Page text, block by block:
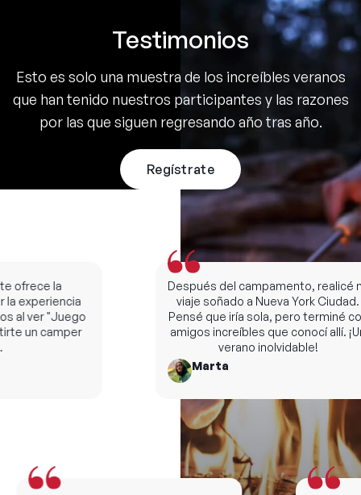
Testimonios
Esto es solo una muestra de los increíbles veranos
que han tenido nuestros participantes y las razones
por las que siguen regresando año tras año.
Regístrate
la
experiencia
ver "Juego
un camper
Después del campamento, realicé mi
viaje soñado a Nueva York Ciudad.
Pensé que iría sola, pero terminé con
amigos increíbles que conocí allí. ¡Un
verano inolvidable!
Marta